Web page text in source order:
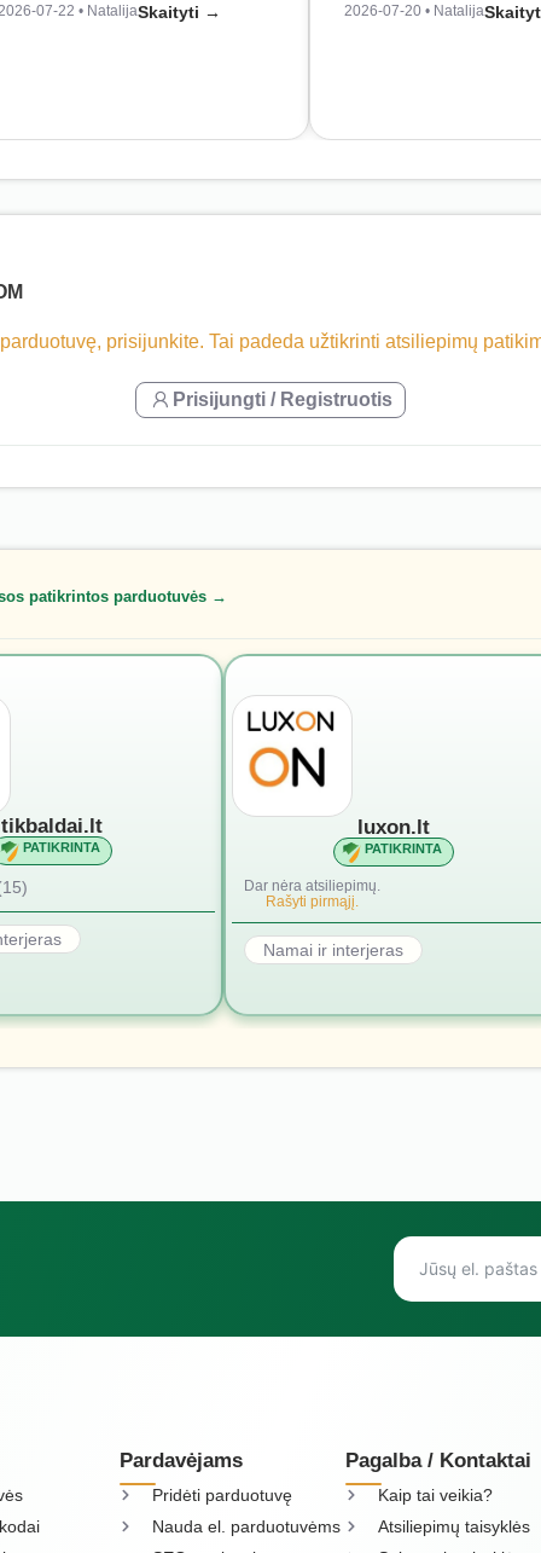
07-22 • NatalijaSkaityti → 2026-07-20 • Natalija
prisijunkite. Tai padeda užtikrinti atsiliepimų
Prisijungti / Registruotis
patikrintos parduotuvės →
tikbaldai.lt
PATIKRINTA
luxon.lt
PATIKRINTA
Dar nėra atsiliepimų.
Rašyti pirmąjį.
Namai ir interjeras
Pardavėjams
Pridėti parduotuvę
Nauda el. parduotuvėms
Pagalba / Kontaktai
Kaip tai veikia?
Atsiliepimų taisyklės